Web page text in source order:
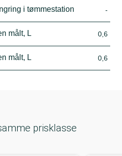
i tømmestation -
målt, L 0,6
målt, L 0,6
prisklasse